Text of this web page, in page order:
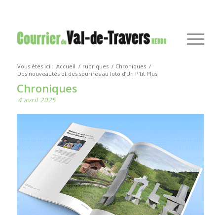
Vous êtes ici : Accueil / rubriques / Chroniques /
Des nouveautés et des sourires au loto d’Un P’tit Plus
Chroniques
4 avril 2025